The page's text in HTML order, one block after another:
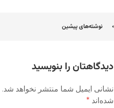
ناوبری
نوشته‌های پیشین
دیدگاهتان را بنویسید
نشانی ایمیل شما منتشر نخواهد شد.
شده‌اند *